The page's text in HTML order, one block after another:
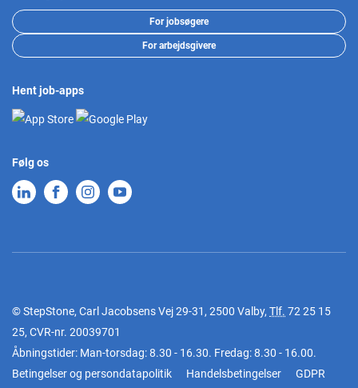
For jobsøgere
For arbejdsgivere
Hent job-apps
Følg os
© StepStone, Carl Jacobsens Vej 29-31, 2500 Valby, Tlf. 72 25 15
25, CVR-nr. 20039701
Åbningstider: Man-torsdag: 8.30 - 16.30. Fredag: 8.30 - 16.00.
Betingelser og persondatapolitik
Handelsbetingelser GDPR